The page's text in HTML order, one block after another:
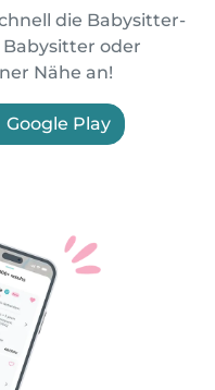
die Babysitter-
oder
Nähe an!
Google Play